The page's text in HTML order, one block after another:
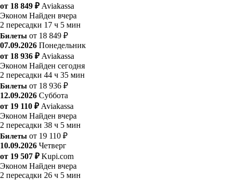
от 18 849 ₽ Aviakassa
Эконом Найден вчера
2 пересадки 17 ч 5 мин
Билеты от 18 849 ₽
07.09.2026 Понедельник
от 18 936 ₽ Aviakassa
Эконом Найден сегодня
2 пересадки 44 ч 35 мин
Билеты от 18 936 ₽
12.09.2026 Суббота
от 19 110 ₽ Aviakassa
Эконом Найден вчера
2 пересадки 38 ч 5 мин
Билеты от 19 110 ₽
10.09.2026 Четверг
от 19 507 ₽ Kupi.com
Эконом Найден вчера
2 пересадки 26 ч 5 мин